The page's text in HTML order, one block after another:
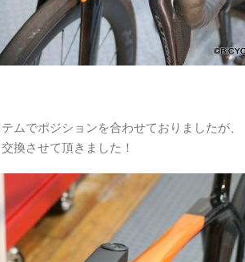
ムでポジションを合わせておりましたが
換させて頂きました！